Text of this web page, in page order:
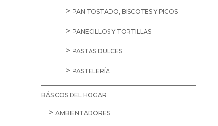
PAN TOSTADO, BISCOTES Y PICOS
PANECILLOS Y TORTILLAS
PASTAS DULCES
PASTELERÍA
BÁSICOS DEL HOGAR
AMBIENTADORES